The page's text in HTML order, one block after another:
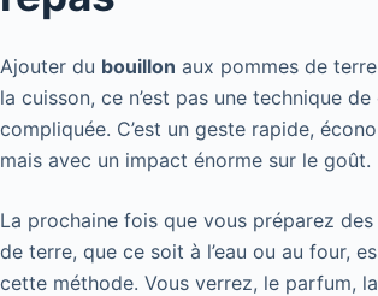
Ajouter du bouillon aux pommes de
la cuisson, ce n’est pas une technique de
compliquée. C’est un geste rapide,
mais avec un impact énorme sur le goût.
La prochaine fois que vous préparez
de terre, que ce soit à l’eau ou au four,
cette méthode. Vous verrez, le parfum,